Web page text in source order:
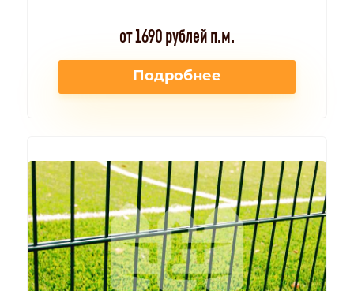
от 1690 рублей п.м.
Подробнее